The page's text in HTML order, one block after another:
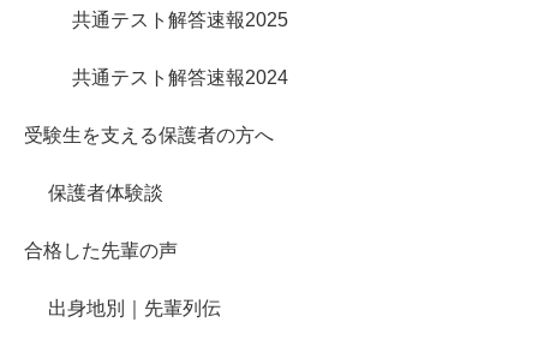
共通テスト解答速報2025
共通テスト解答速報2024
受験生を支える保護者の方へ
保護者体験談
合格した先輩の声
出身地別｜先輩列伝